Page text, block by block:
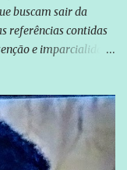
buscam sair da
referências contidas
e imparcialidade
na delação de
o Brasil no
ou
Zanin Martins